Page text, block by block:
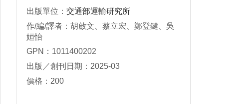
模型建置及評估
出版單位： 交通部運輸研究所
作/編/譯者：胡啟文、蔡立宏、鄭登鍵、吳
姮怡
GPN：1011400202
出版／創刊日期：2025-03
價格：200